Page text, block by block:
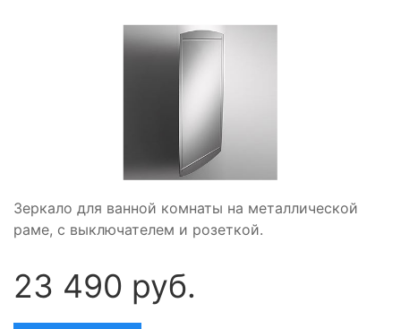
Зеркало для ванной комнаты на металлической
раме, с выключателем и розеткой.
23 490 руб.